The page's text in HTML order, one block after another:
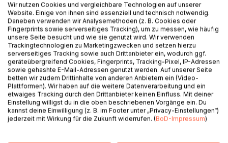
BESCHREIBUNG
Ein Wienbild der geschlossenen Läden und Lokale - fern
ab von „Sehenswürdigkeiten“, Kaffehäusern und
schmucken Einkaufsstraßen.
Dieses Foto-Buch ist weder ein sozial-politisches
Statement noch eine wissenschaftliche
Wir nutzen Cookies und vergleichbare Technologien auf unserer
Website. Einige von ihnen sind essenziell und technisch notwendig.
Daneben verwenden wir Analysemethoden (z. B. Cookies oder
Fingerprints sowie serverseitiges Tracking), um zu messen, wie häufig
unsere Seite besucht und wie sie genutzt wird. Wir verwenden
Trackingtechnologien zu Marketingzwecken und setzen hierzu
serverseitiges Tracking sowie auch Drittanbieter ein, wodurch ggf.
geräteübergreifend Cookies, Fingerprints, Tracking-Pixel, IP-Adressen
sowie gehashte E-Mail-Adressen genutzt werden. Auf unserer Seite
betten wir zudem Drittinhalte von anderen Anbietern ein (Video-
Plattformen). Wir haben auf die weitere Datenverarbeitung und ein
etwaiges Tracking durch den Drittanbieter keinen Einfluss. Mit deiner
Einstellung willigst du in die oben beschriebenen Vorgänge ein. Du
kannst deine Einwilligung (z. B. im Footer unter „Privacy-Einstellungen“)
jederzeit mit Wirkung für die Zukunft widerrufen. (BoD-Impressum)